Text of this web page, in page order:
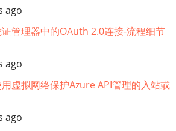
ago
证管理器中的OAuth 2.0连接-流程细节
ago
用虚拟网络保护Azure API管理的入站或
ago